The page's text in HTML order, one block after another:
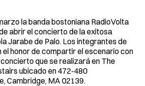
la banda bostoniana RadioVolta
abrir el concierto de la exitosa
Jarabe de Palo. Los integrantes de
el honor de compartir el escenario con
que se realizará en The
ubicado en 472-480
Cambridge, MA 02139.